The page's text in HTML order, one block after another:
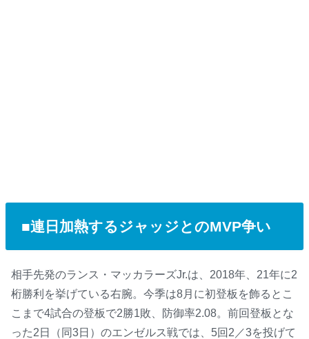
■連日加熱するジャッジとのMVP争い
相手先発のランス・マッカラーズJr.は、2018年、21年に2
桁勝利を挙げている右腕。今季は8月に初登板を飾るとこ
こまで4試合の登板で2勝1敗、防御率2.08。前回登板とな
った2日（同3日）のエンゼルス戦では、5回2／3を投げて